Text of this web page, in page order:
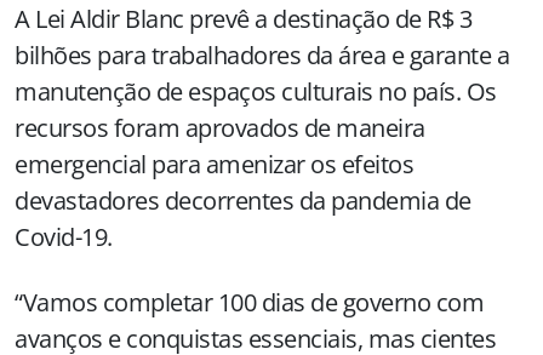
A Lei Aldir Blanc prevê a destinação de R$ 3
bilhões para trabalhadores da área e garante a
manutenção de espaços culturais no país. Os
recursos foram aprovados de maneira
emergencial para amenizar os efeitos
devastadores decorrentes da pandemia de
Covid-19.
“Vamos completar 100 dias de governo com
avanços e conquistas essenciais, mas cientes